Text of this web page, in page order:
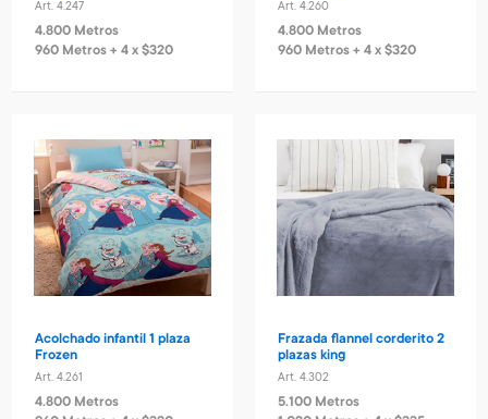
Art. 4.247
4.800 Metros
960 Metros + 4 x $320
Art. 4.260
4.800 Metros
960 Metros + 4 x $320
Acolchado infantil 1 plaza
Frozen
Art. 4.261
4.800 Metros
Frazada flannel corderito 2
plazas king
Art. 4.302
5.100 Metros